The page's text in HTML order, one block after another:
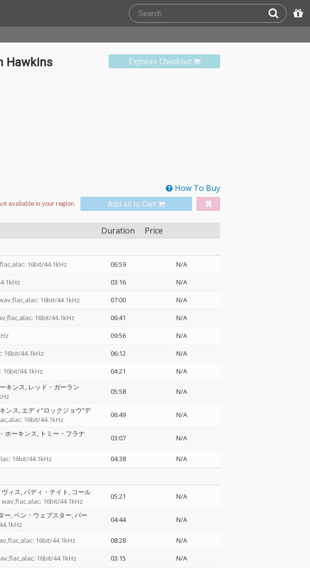
Express Checkout
Hawkins
How To Buy
Add all to Cart
Duration
Price
16bit/44.1kHz 06:59
N/A
03:16
N/A
16bit/44.1kHz 07:00
N/A
16bit/44.1kHz 06:41
N/A
09:56
N/A
16bit/44.1kHz 06:12
N/A
16bit/44.1kHz 04:21 N/A
キンス レッド・ガーラン
05:58 N/A
ンス エディ“ロックジョウ”デ
16bit/44.1kHz
06:49 N/A
ホーキンス
トミー・フラナ
03:07 N/A
16bit/44.1kHz 04:38 N/A
ィス バディ・テイト
コール
wav,flac,alac: 16bit/44.1kHz
05:21 N/A
ー ベン・ウェブスター バー
04:44 N/A
16bit/44.1kHz 08:28
N/A
16bit/44.1kHz 03:15 N/A